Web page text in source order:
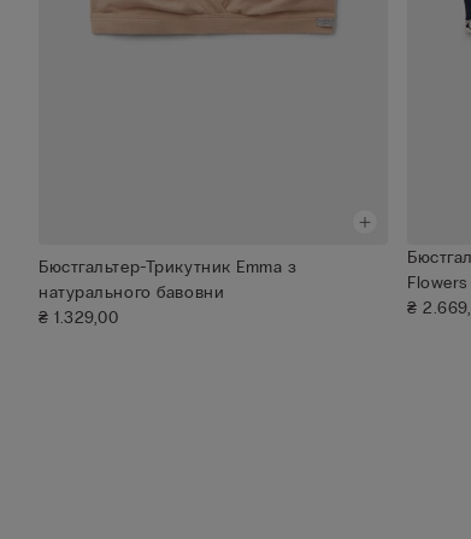
Бюстгальтер-Трикутник Emma з
натурального бавовни
₴ 1.329,00
Flowers
₴